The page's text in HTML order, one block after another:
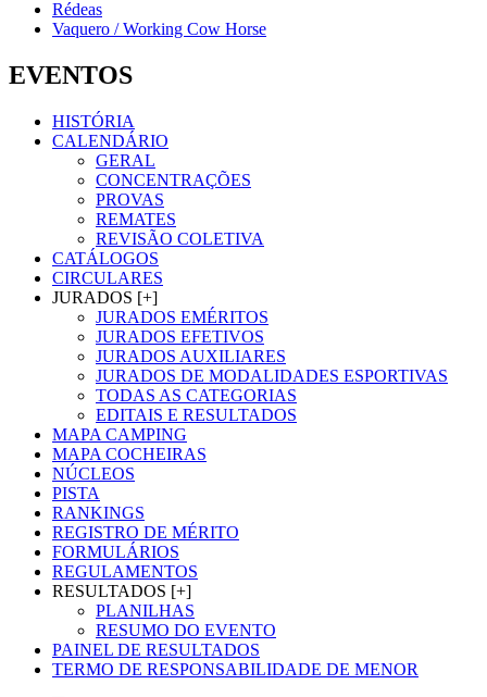
Rédeas
Vaquero / Working Cow Horse
EVENTOS
HISTÓRIA
CALENDÁRIO
GERAL
CONCENTRAÇÕES
PROVAS
REMATES
REVISÃO COLETIVA
CATÁLOGOS
CIRCULARES
JURADOS [+]
JURADOS EMÉRITOS
JURADOS EFETIVOS
JURADOS AUXILIARES
JURADOS DE MODALIDADES ESPORTIVAS
TODAS AS CATEGORIAS
EDITAIS E RESULTADOS
MAPA CAMPING
MAPA COCHEIRAS
NÚCLEOS
PISTA
RANKINGS
REGISTRO DE MÉRITO
FORMULÁRIOS
REGULAMENTOS
RESULTADOS [+]
PLANILHAS
RESUMO DO EVENTO
PAINEL DE RESULTADOS
TERMO DE RESPONSABILIDADE DE MENOR